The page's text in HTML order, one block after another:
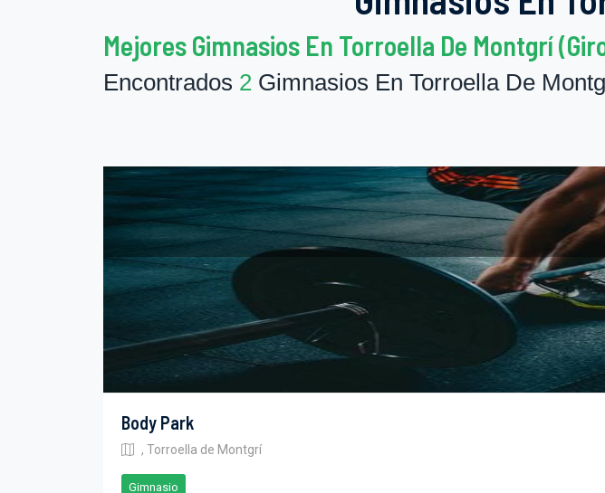
Mejores Gimnasios En Torroella De Montgrí
Encontrados 2 Gimnasios En Torroella De
Body Park
, Torroella de Montgrí
Gimnasio